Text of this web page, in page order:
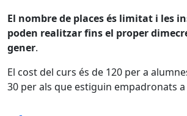
El nombre de places és limitat i les
poden realitzar fins el proper
gener.
El cost del curs és de 120 per a
30 per als que estiguin empadronats a